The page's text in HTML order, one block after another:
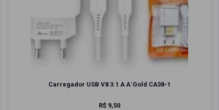
Carregador USB V8 3.1 A A´Gold CA38-1
R$ 9,50